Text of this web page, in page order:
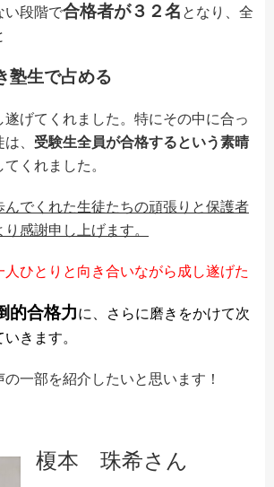
い段階で合格者が３２名 となり、全
塾生で占める
遂げてくれました。特にその中に合っ
、 受験生全員が合格するという素晴
てくれました。
んでくれた生徒たちの頑張りと保護者
感謝申し上げます。
人ひとりと向き合いながら成し遂げた
的合格力に、さらに磨きをかけて次
きます。
の一部を紹介したいと思います！
榎本 珠希さん